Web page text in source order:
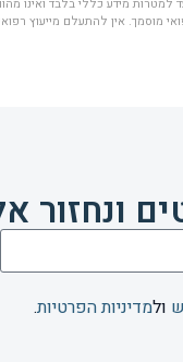
אין להתעלם מייעוץ
ונחזור
ולמדיניות הפרטיות.